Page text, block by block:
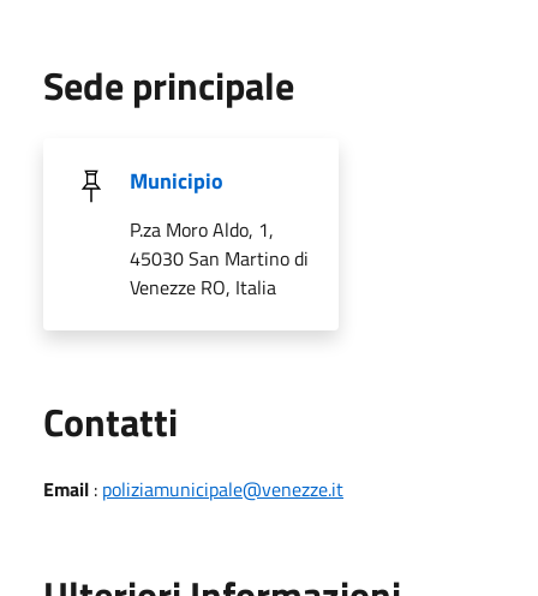
Sede principale
Municipio
P.za Moro Aldo, 1,
45030 San Martino di
Venezze RO, Italia
Contatti
Email : poliziamunicipale@venezze.it